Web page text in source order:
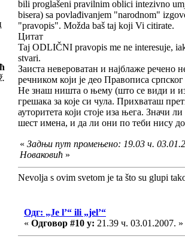
bili proglašeni pravilnim oblici intezivno
bisera) sa povlađivanjem "narodnom"
"pravopis". Možda baš taj koji Vi citirate.
Цитат
Taj ODLIČNI pravopis me ne interesuje,
stvari.
Заиста невероватан и најблаже речено
речником који је део Правописа
Не знаш ништа о њему (што се види и
грешака за које си чула. Прихваташ
ауторитета који стоје иза њега. Значи
шест имена, и да ли они по теби нису
« Задњи пут промењено: 19.03 ч.
Новаковић »
Nevolja s ovim svetom je ta što su glupi
Одг: „Je l’“ ili „jel’“
« Одговор #10 у: 21.39 ч. 03.01.2007. »